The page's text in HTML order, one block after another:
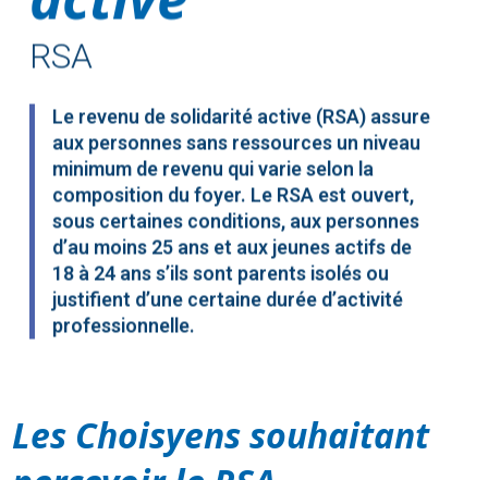
RSA
Le revenu de solidarité active (RSA) assure
aux personnes sans ressources un niveau
minimum de revenu qui varie selon la
composition du foyer. Le RSA est ouvert,
sous certaines conditions, aux personnes
d’au moins 25 ans et aux jeunes actifs de
18 à 24 ans s’ils sont parents isolés ou
justifient d’une certaine durée d’activité
professionnelle.
Les Choisyens souhaitant